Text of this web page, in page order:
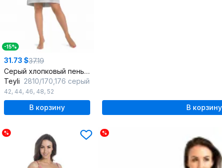
-15%
31.73 $37.19
Серый хлопковый пеньюар с простым кройом
Teyli 2810/170,176 серый
42, 44, 46, 48, 52
В корзину В корзину
% %